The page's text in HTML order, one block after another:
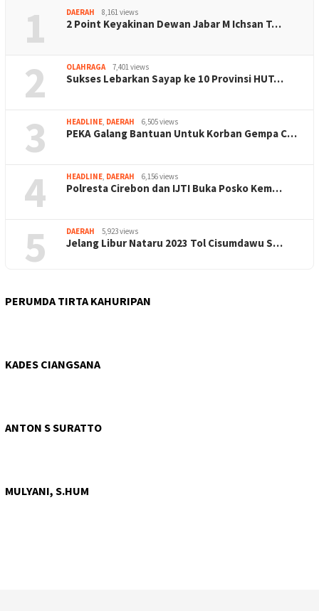
1 DAERAH 8,161 views
2 Point Keyakinan Dewan Jabar M Ichsan T…
2 OLAHRAGA 7,401 views
Sukses Lebarkan Sayap ke 10 Provinsi HUT…
3 HEADLINE, DAERAH 6,505 views
PEKA Galang Bantuan Untuk Korban Gempa C…
4 HEADLINE, DAERAH 6,156 views
Polresta Cirebon dan IJTI Buka Posko Kem…
5 DAERAH 5,923 views
Jelang Libur Nataru 2023 Tol Cisumdawu S…
PERUMDA TIRTA KAHURIPAN
KADES CIANGSANA
ANTON S SURATTO
MULYANI, S.HUM